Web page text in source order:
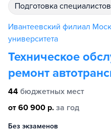
подготовка специалистов
Ивантеевский филиал
университета
Техническое
ремонт
44 бюджетных мест
от 60 900 р. за год
Без экзаменов